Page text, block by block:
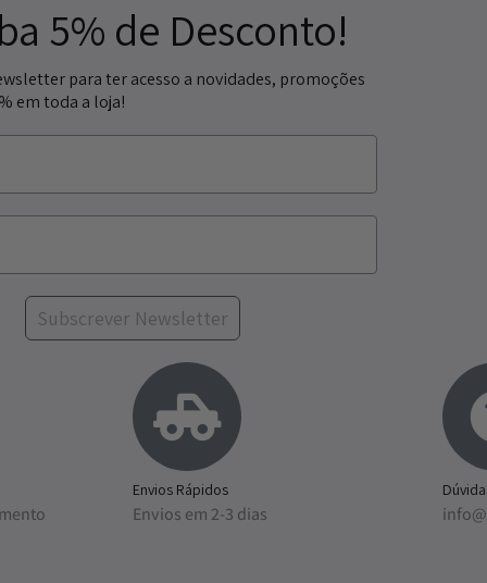
5% de Desconto!
para ter acesso a novidades, promoções
em toda a loja!
Subscrever Newsletter
Envios Rápidos
Envios em 2-3 dias